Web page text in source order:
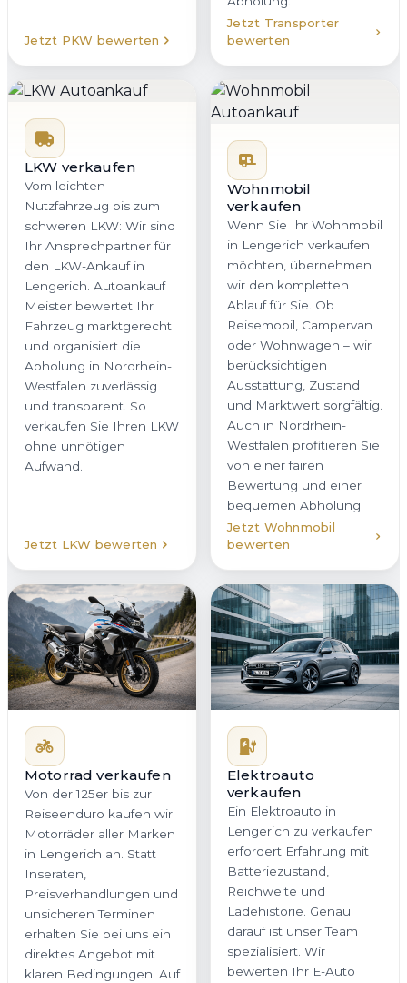
Jetzt PKW bewerten
Jetzt Transporter
bewerten
LKW verkaufen
Vom leichten
Nutzfahrzeug bis zum
schweren LKW: Wir sind
Ihr Ansprechpartner für
den LKW-Ankauf in
Lengerich. Autoankauf
Meister bewertet Ihr
Fahrzeug marktgerecht
und organisiert die
Abholung in Nordrhein-
Westfalen zuverlässig
und transparent. So
verkaufen Sie Ihren LKW
ohne unnötigen
Aufwand.
Jetzt LKW bewerten
Wohnmobil
verkaufen
Wenn Sie Ihr Wohnmobil
in Lengerich verkaufen
möchten, übernehmen
wir den kompletten
Ablauf für Sie. Ob
Reisemobil, Campervan
oder Wohnwagen – wir
berücksichtigen
Ausstattung, Zustand
und Marktwert sorgfältig.
Auch in Nordrhein-
Westfalen profitieren Sie
von einer fairen
Bewertung und einer
bequemen Abholung.
Jetzt Wohnmobil
bewerten
Motorrad verkaufen
Von der 125er bis zur
Reiseenduro kaufen wir
Motorräder aller Marken
in Lengerich an. Statt
Inseraten,
Preisverhandlungen und
unsicheren Terminen
erhalten Sie bei uns ein
direktes Angebot mit
klaren Bedingungen. Auf
Elektroauto
verkaufen
Ein Elektroauto in
Lengerich zu verkaufen
erfordert Erfahrung mit
Batteriezustand,
Reichweite und
Ladehistorie. Genau
darauf ist unser Team
spezialisiert. Wir
bewerten Ihr E-Auto